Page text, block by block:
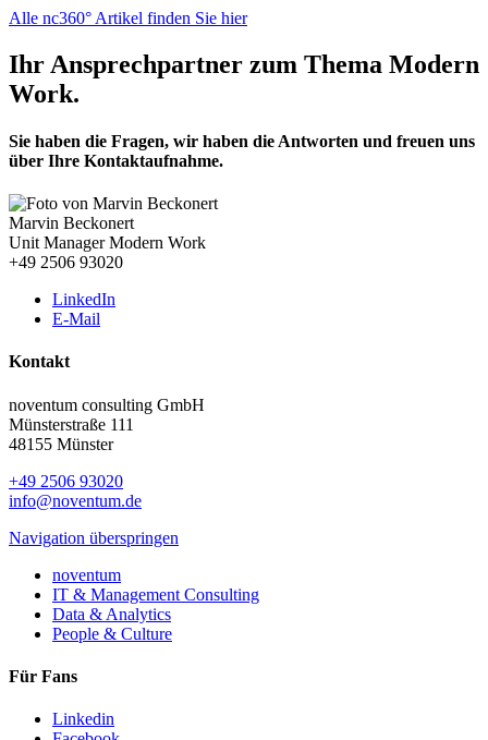
Alle nc360° Artikel finden Sie hier
Ihr Ansprechpartner zum Thema Modern
Work.
Sie haben die Fragen, wir haben die Antworten und freuen uns
über Ihre Kontaktaufnahme.
Marvin Beckonert
Unit Manager Modern Work
+49 2506 93020
LinkedIn
E-Mail
Kontakt
noventum consulting GmbH
Münsterstraße 111
48155 Münster
+49 2506 93020
info@noventum.de
Navigation überspringen
noventum
IT & Management Consulting
Data & Analytics
People & Culture
Für Fans
Linkedin